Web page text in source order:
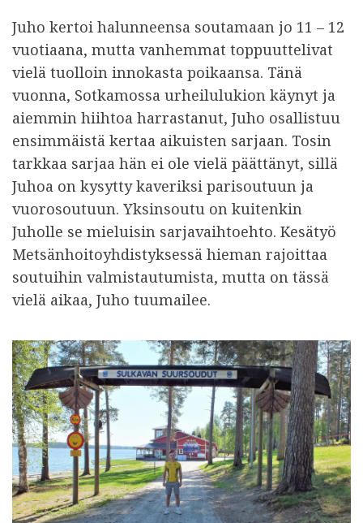
Juho kertoi halunneensa soutamaan jo 11 – 12
vuotiaana, mutta vanhemmat toppuuttelivat
vielä tuolloin innokasta poikaansa. Tänä
vuonna, Sotkamossa urheilulukion käynyt ja
aiemmin hiihtoa harrastanut, Juho osallistuu
ensimmäistä kertaa aikuisten sarjaan. Tosin
tarkkaa sarjaa hän ei ole vielä päättänyt, sillä
Juhoa on kysytty kaveriksi parisoutuun ja
vuorosoutuun. Yksinsoutu on kuitenkin
Juholle se mieluisin sarjavaihtoehto. Kesätyö
Metsänhoitoyhdistyksessä hieman rajoittaa
soutuihin valmistautumista, mutta on tässä
vielä aikaa, Juho tuumailee.